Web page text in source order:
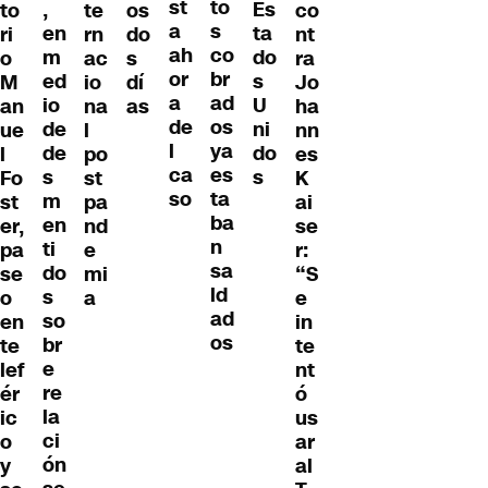
to
ri
o
M
an
ue
l
Fo
st
er,
pa
se
o
en
te
lef
ér
ic
o
y
,
en
m
ed
io
de
de
s
m
en
ti
do
s
so
br
e
re
la
ci
ón
te
rn
ac
io
na
l
po
st
pa
nd
e
mi
a
os
do
s
dí
as
st
a
ah
or
a
de
l
ca
so
to
s
co
br
ad
os
ya
es
ta
ba
n
sa
ld
ad
os
Es
ta
do
s
U
ni
do
s
co
nt
ra
Jo
ha
nn
es
K
ai
se
r:
“S
e
in
te
nt
ó
us
ar
al